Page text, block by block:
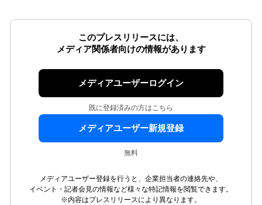
このプレスリリースには、
メディア関係者向けの情報があります
メディアユーザーログイン
既に登録済みの方はこちら
メディアユーザー新規登録
無料
メディアユーザー登録を行うと、企業担当者の連絡先や、
イベント・記者会見の情報など様々な特記情報を閲覧できます。
※内容はプレスリリースにより異なります。